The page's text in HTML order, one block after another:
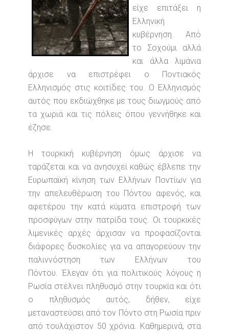
είχε επιτάξει η
Ελληνική
κυβέρνηση. Από
το Σοχούμι αλλά
και άλλα λιμάνια
άρχισε να επιστρέφει ο Ποντιακός
Ελληνισμός στις κοιτίδες του. Ο Ελληνισμός
αυτός που εκδιώχθηκε με τους διωγμούς από
τα χωριά και τις πόλεις όπου γεννήθηκε και
έζησε.
Η τουρκική κυβέρνηση όμως άρχισε να
ταράζεται και να ανησυχεί καθώς έβλεπε την
Ευρωπαϊκή κίνηση των Ελλήνων Ποντίων για
την απελευθέρωση του Πόντου αφενός, και
αφετέρου την κατά κύματα επιστροφή των
προσφύγων στην πατρίδα τους. Οι τουρκικές
λιμενικές αρχές άρχισαν να προφασίζονται
διάφορες δυσκολίες για να απαγορεύουν την
παλιννόστηση των Ελλήνων του
Πόντου. Έλεγαν ότι για πολιτικούς λόγους η
Ρωσία στέλνει πληθυσμό στην τουρκία και ότι
ο πληθυσμός αυτός, δήθεν, είχε
μεταναστεύσει από τον Πόντο στη Ρωσία πριν
από τουλάχιστον 50 χρόνια. Καθημερινά, στα